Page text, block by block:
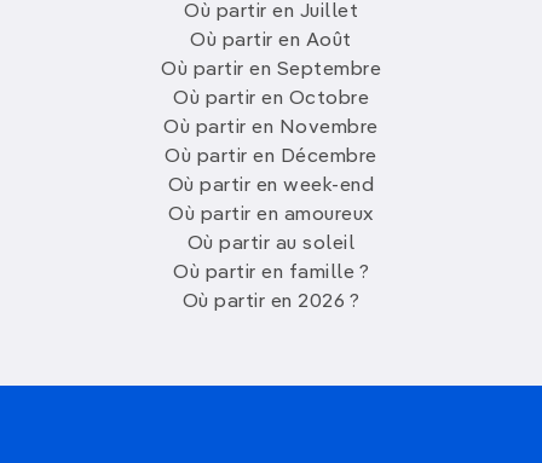
Où partir en Juillet
Où partir en Août
Où partir en Septembre
Où partir en Octobre
Où partir en Novembre
Où partir en Décembre
Où partir en week-end
Où partir en amoureux
Où partir au soleil
Où partir en famille ?
Où partir en 2026 ?